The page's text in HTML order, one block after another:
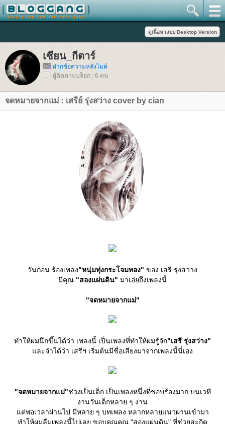
เซียน_กีตาร์
ฝากข้อความหลังไมค์
ผู้ติดตามบล็อก : 6 คน
จดหมายจากแม่ : เสรีย์ รุ่งสว่าง cover by cian
วันก่อน ร้องเพลง"หนุ่มทุ่งกระโจมทอง" ของ เสรี รุ่งสว่าง
มีคุณ "สองแผ่นดิน" มาเอ่ยถึงเพลงนี้
"จดหมายจากแม่"
ทำให้ผมนึกขึ้นได้ว่า เพลงนี้ เป็นเพลงที่ทำให้ผมรู้จัก"เสรี รุ่งสว่าง"
ละจำได้ว่า เสรีฯ เริ่มต้นมีชื่อเสียงมาจากเพลงนี้นี่เอง
"จดหมายจากแม่"ช่วงเป็นเด็ก เป็นเพลงหนึ่งที่ชอบร้องมาก บนเวที
งานวันเด็กหลาย ๆ งาน
ต่พอเวลาผ่านไป มีหลาย ๆ บทเพลง หลากหลายแนวผ่านเข้ามา
ทำให้ผมลืมเพลงนี้ไปเลย ขอบคุณคุณ "สองแผ่นดิน" ที่ช่วยสะกิด